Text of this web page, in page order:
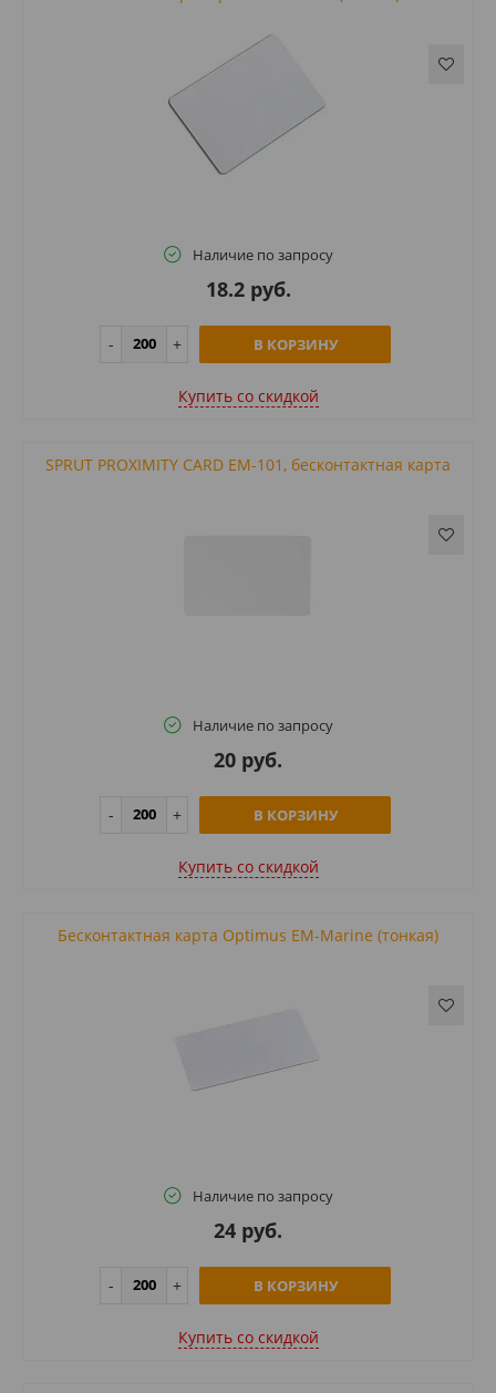
Наличие по запросу
18.2 руб.
В КОРЗИНУ
Купить cо скидкой
SPRUT PROXIMITY CARD EM-101, бесконтактная карта
Наличие по запросу
20 руб.
В КОРЗИНУ
Купить cо скидкой
Бесконтактная карта Optimus EM-Marine (тонкая)
Наличие по запросу
24 руб.
В КОРЗИНУ
Купить cо скидкой